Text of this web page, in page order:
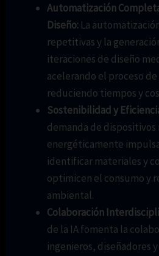
Automatización
Diseño: La
repetitivas y la
iteraciones de diseño
acelerando el proceso
reduciendo tiempos y
Sostenibilidad y
demanda de dispositivos
energéticamente
identificar materiales y
optimicen el consumo y
ambiental.
Colaboración
de la IA fomenta la
ingenieros, diseñadores